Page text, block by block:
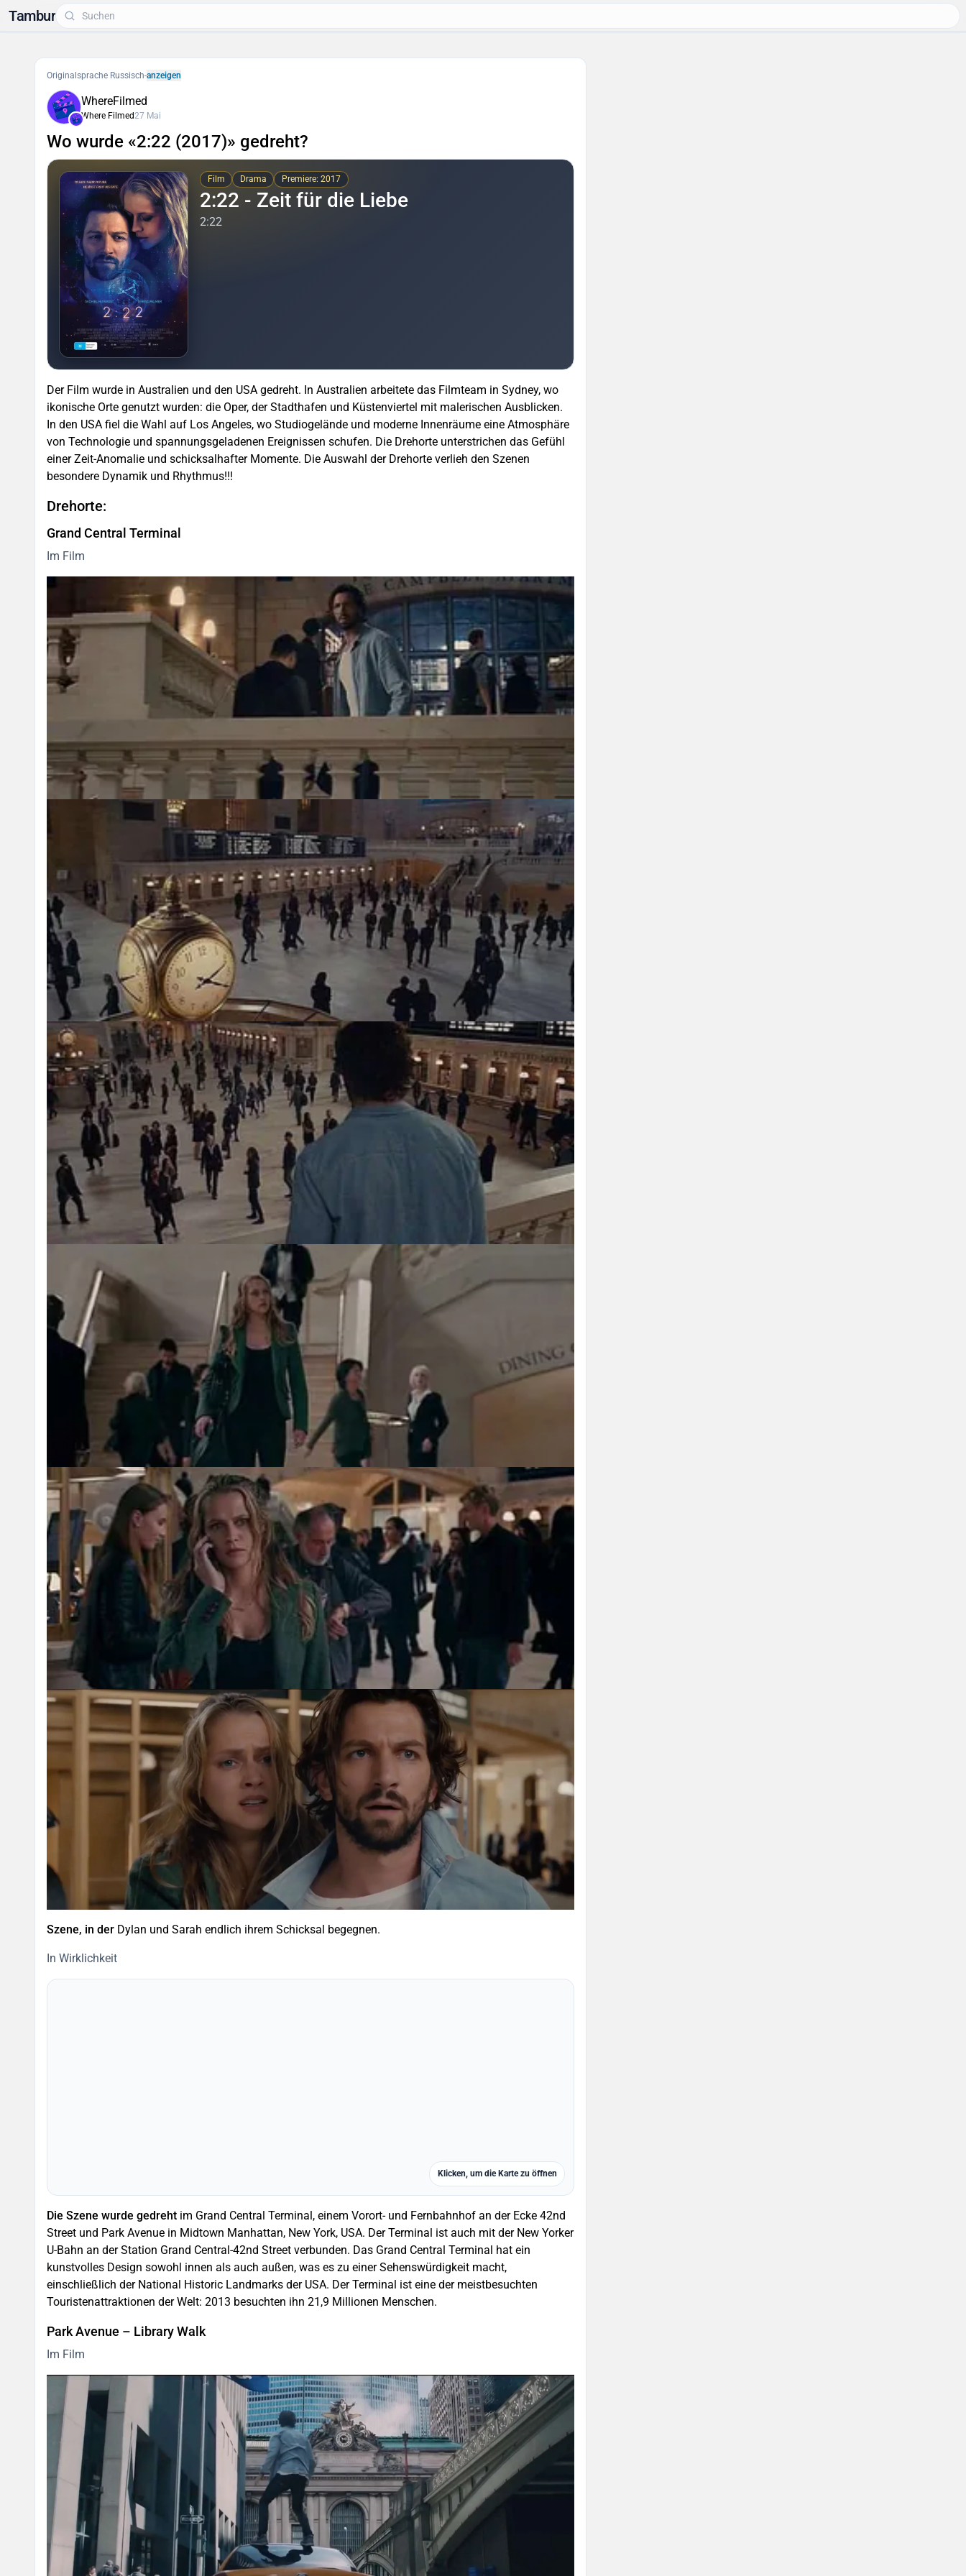
Tambur
Originalsprache Russisch-anzeigen
WhereFilmed
Where Filmed27 Mai
Wo wurde «2:22 (2017)» gedreht?
Film Drama Premiere: 2017
2:22 - Zeit für die Liebe
2:22
Der Film wurde in Australien und den USA gedreht. In Australien arbeitete das Filmteam in Sydney, wo
ikonische Orte genutzt wurden: die Oper, der Stadthafen und Küstenviertel mit malerischen Ausblicken.
In den USA fiel die Wahl auf Los Angeles, wo Studiogelände und moderne Innenräume eine Atmosphäre
von Technologie und spannungsgeladenen Ereignissen schufen. Die Drehorte unterstrichen das Gefühl
einer Zeit-Anomalie und schicksalhafter Momente. Die Auswahl der Drehorte verlieh den Szenen
besondere Dynamik und Rhythmus!!!
Drehorte:
Grand Central Terminal
Im Film
Szene, in der Dylan und Sarah endlich ihrem Schicksal begegnen.
In Wirklichkeit
Klicken, um die Karte zu öffnen
Die Szene wurde gedreht im Grand Central Terminal, einem Vorort- und Fernbahnhof an der Ecke 42nd
Street und Park Avenue in Midtown Manhattan, New York, USA. Der Terminal ist auch mit der New Yorker
U-Bahn an der Station Grand Central-42nd Street verbunden. Das Grand Central Terminal hat ein
kunstvolles Design sowohl innen als auch außen, was es zu einer Sehenswürdigkeit macht,
einschließlich der National Historic Landmarks der USA. Der Terminal ist eine der meistbesuchten
Touristenattraktionen der Welt: 2013 besuchten ihn 21,9 Millionen Menschen.
Park Avenue – Library Walk
Im Film